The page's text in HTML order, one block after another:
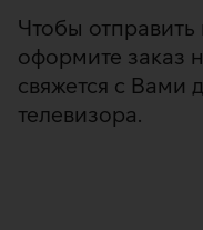
Чтобы отправить
оформите заказ
свяжется с Вами
телевизора.